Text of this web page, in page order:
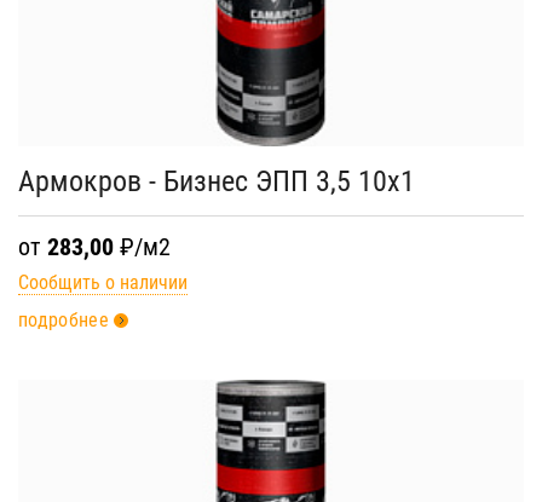
Армокров - Бизнес ЭПП 3,5 10х1
от 283,00 ₽/м2
Сообщить о наличии
подробнее